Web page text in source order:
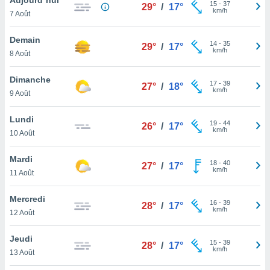
et
»,
au
vous
qu'ils
ou
le
ainsi
un
la
du
7 Août
29° / 17° 15- 37
km/h
Demain
8 Août
29° / 17° 14- 35
km/h
Dimanche
9 Août
27° / 18° 17- 39
km/h
Lundi
10 Août
26° / 17° 19- 44
km/h
Mardi
11 Août
27° / 17° 18- 40
km/h
Mercredi
12 Août
28° / 17° 16- 39
km/h
Jeudi
13 Août
28° / 17° 15- 39
km/h